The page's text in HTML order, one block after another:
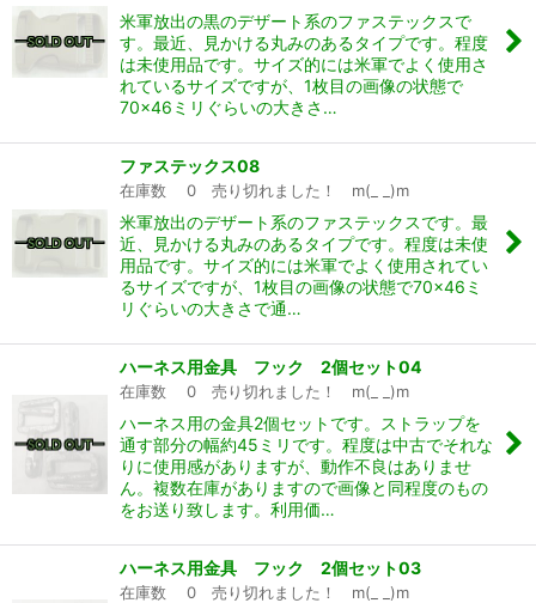
米軍放出の黒のデザート系のファステックスで
す。最近、見かける丸みのあるタイプです。程度
は未使用品です。サイズ的には米軍でよく使用さ
れているサイズですが、1枚目の画像の状態で
70×46ミリぐらいの大きさ…
ファステックス08
在庫数 0 売り切れました！ m(_ _)m
米軍放出のデザート系のファステックスです。最
近、見かける丸みのあるタイプです。程度は未使
用品です。サイズ的には米軍でよく使用されてい
るサイズですが、1枚目の画像の状態で70×46ミ
リぐらいの大きさで通…
ハーネス用金具 フック 2個セット04
在庫数 0 売り切れました！ m(_ _)m
ハーネス用の金具2個セットです。ストラップを
通す部分の幅約45ミリです。程度は中古でそれな
りに使用感がありますが、動作不良はありませ
ん。複数在庫がありますので画像と同程度のもの
をお送り致します。利用価…
ハーネス用金具 フック 2個セット03
在庫数 0 売り切れました！ m(_ _)m